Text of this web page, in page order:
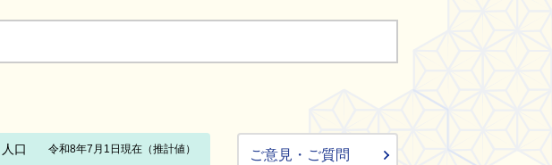
ご意見・ご質問